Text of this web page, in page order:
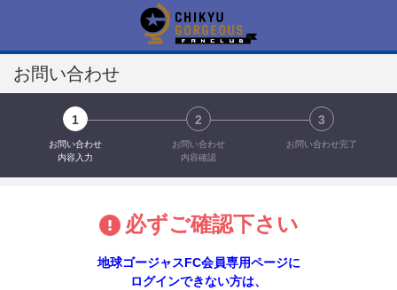
お問い合わせ
1
お問い合わせ
内容入力
2
お問い合わせ
内容確認
3
お問い合わせ完了
必ずご確認下さい
地球ゴージャスFC会員専用ページに
ログインできない方は、